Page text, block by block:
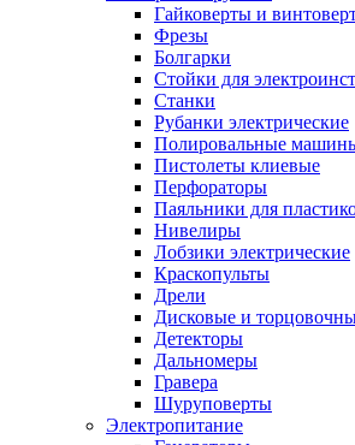
Гайковерты и
Фрезы
Болгарки
Стойки для
Станки
Рубанки электрические
Полировальные
Пистолеты клиевые
Перфораторы
Паяльники для
Нивелиры
Лобзики электрические
Краскопульты
Дрели
Дисковые и
Детекторы
Дальномеры
Гравера
Шуруповерты
Электропитание